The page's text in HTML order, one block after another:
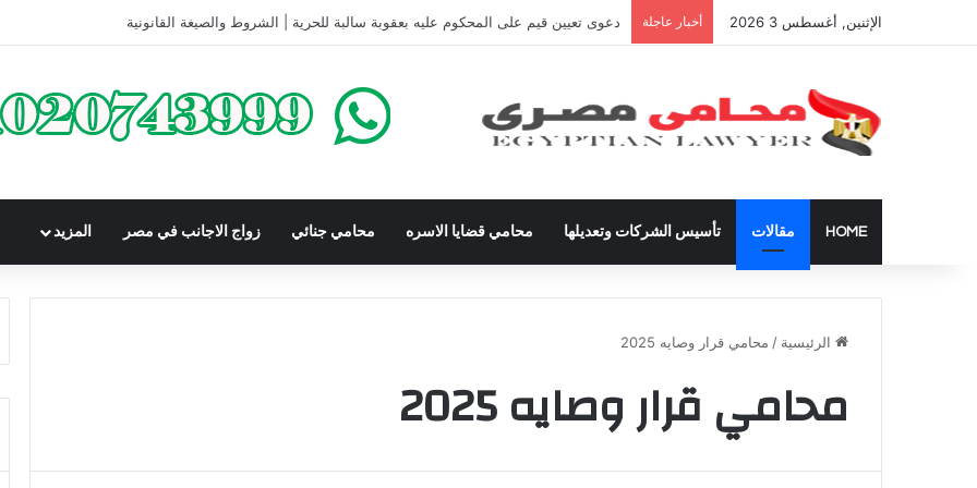
الإثنين, أغسطس 3 2026 أخبار عاجلة شراء العقارات داخل الكومباوندات تحت الإنشاء | أهم البنود التي تحمي المشتري في القانون المصري
HOME مقالات تأسيس الشركات وتعديلها محامي قضايا الاسره محامي جنائي زواج الاجانب في مصر المزيد
الرئيسية / محامي قرار وصايه 2025
محامي قرار وصايه 2025